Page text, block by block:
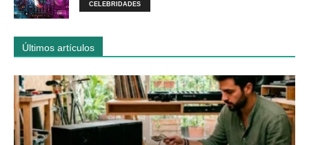
CELEBRIDADES
Últimos artículos